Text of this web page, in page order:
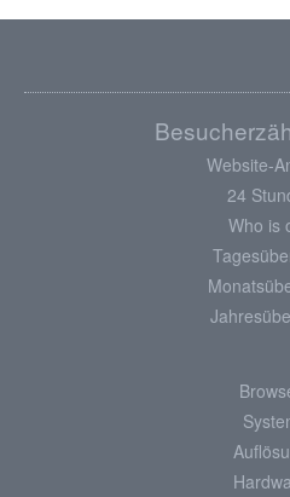
Website-
24
Who is